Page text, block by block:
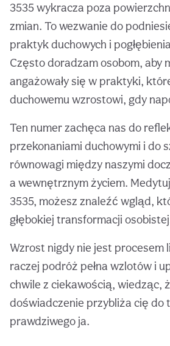
3535 wykracza poza
zmian. To wezwanie do
praktyk duchowych i
Często doradzam osobom, aby
angażowały się w praktyki,
duchowemu wzrostowi, gdy
Ten numer zachęca nas do
przekonaniami duchowymi i do
równowagi między naszymi
a wewnętrznym życiem.
3535, możesz znaleźć wgląd,
głębokiej transformacji
Wzrost nigdy nie jest procesem
raczej podróż pełna wzlotów i
chwile z ciekawością, wiedząc,
doświadczenie przybliża cię do
prawdziwego ja.